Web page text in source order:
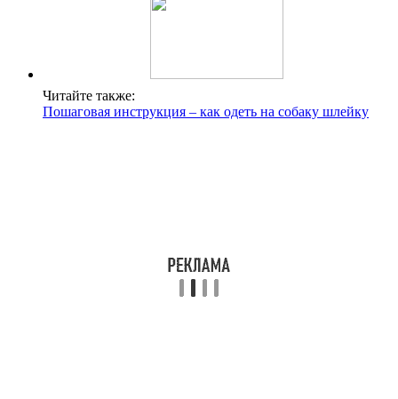
Читайте также:
Пошаговая инструкция – как одеть на собаку шлейку